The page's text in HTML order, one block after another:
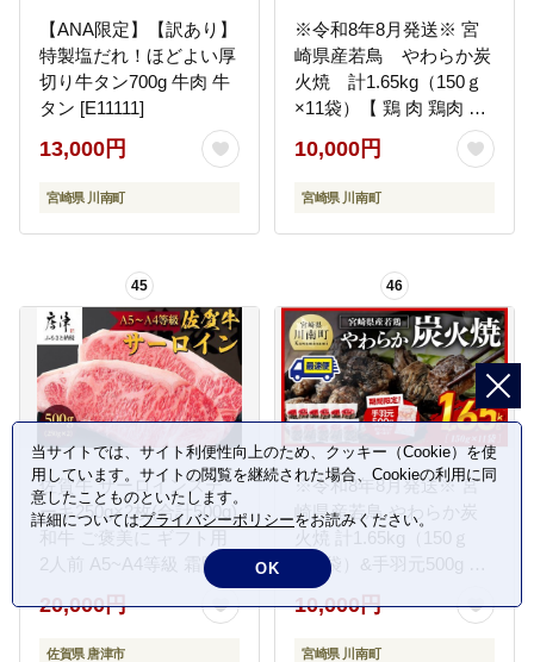
【ANA限定】【訳あり】
特製塩だれ！ほどよい厚
切り牛タン700g 牛肉 牛
タン [E11111]
13,000円
宮崎県 川南町
※令和8年8月発送※ 宮
崎県産若鳥 やわらか炭
火焼 計1.65kg（150ｇ
×11袋）【 鶏 肉 鶏肉 国
産 とり 九州産 鳥 宮崎県
産 小分け 炭火焼き 】
[C00901r808]
10,000円
宮崎県 川南町
45
佐賀牛 サーロインステ
ーキ250g×2枚(合計500g)
和牛 ご褒美に ギフト用
2人前 A5~A4等級 霜降り
20,000円
佐賀県 唐津市
46
※令和8年8月発送※ 宮
崎県産若鳥 やわらか炭
火焼 計1.65kg（150ｇ
×11袋）&手羽元500g 【
鶏 肉 鶏肉 国産 とり 九
州産 鳥 宮崎県産 小分け
炭火焼き 】[C00903r808]
10,000円
宮崎県 川南町
当サイトでは、サイト利便性向上のため、クッキー（Cookie）を使
用しています。サイトの閲覧を継続された場合、Cookieの利用に同
意したことものといたします。
詳細についてはプライバシーポリシーをお読みください。
OK